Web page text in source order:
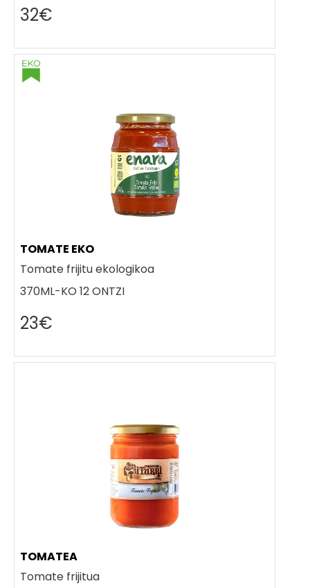
32€
TOMATE EKO
Tomate frijitu ekologikoa
370ML-KO 12 ONTZI
23€
TOMATEA
Tomate frijitua